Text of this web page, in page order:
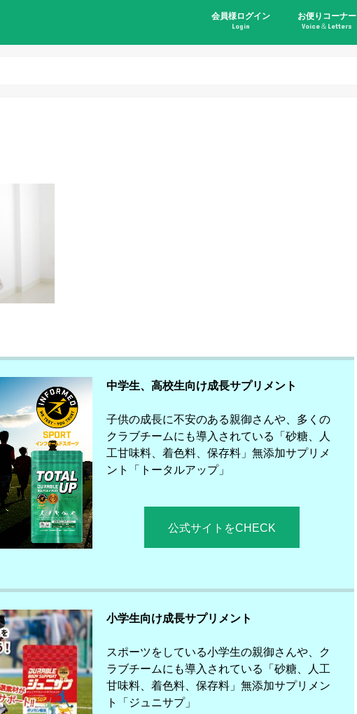
会員様ログイン
Login
お便りコーナー
Voice＆Letters
中学生、高校生向け成長サプリメント
子供の成長に不安のある親御さんや、多くの
クラブチームにも導入されている「砂糖、人
工甘味料、着色料、保存料」無添加サプリメ
ント「トータルアップ」
公式サイトをCHECK
小学生向け成長サプリメント
スポーツをしている小学生の親御さんや、ク
ラブチームにも導入されている「砂糖、人工
甘味料、着色料、保存料」無添加サプリメン
ト「ジュニサプ」